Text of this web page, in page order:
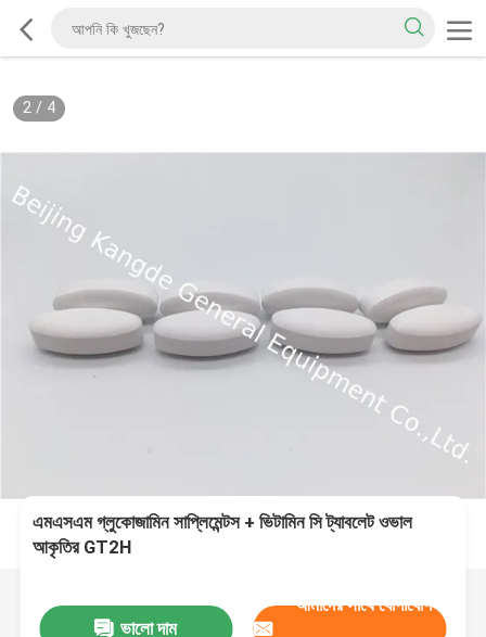
2/ 4
এমএসএম গ্লুকোজামিন সাপ্লিমেন্টস + ভিটামিন সি ট্যাবলেট ওভাল
আকৃতির GT2H
ভালো দাম
আমাদের সাথে যোগাযোগ